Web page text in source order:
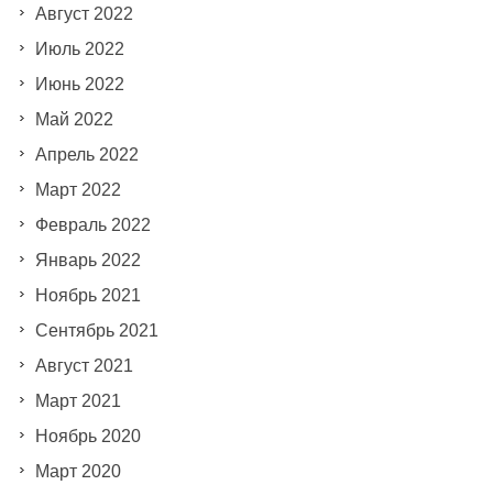
Август 2022
Июль 2022
Июнь 2022
Май 2022
Апрель 2022
Март 2022
Февраль 2022
Январь 2022
Ноябрь 2021
Сентябрь 2021
Август 2021
Март 2021
Ноябрь 2020
Март 2020